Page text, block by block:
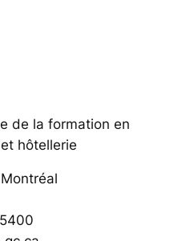
de la formation en
hôtellerie